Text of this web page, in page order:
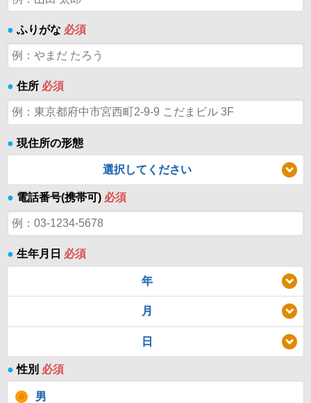
● ふりがな 必須
● 住所 必須
● 現住所の形態
選択してください
● 電話番号(携帯可) 必須
● 生年月日 必須
年
月
日
● 性別 必須
男